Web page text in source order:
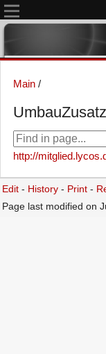
Main /
http://
Edit - History - Print -
Page last modified on